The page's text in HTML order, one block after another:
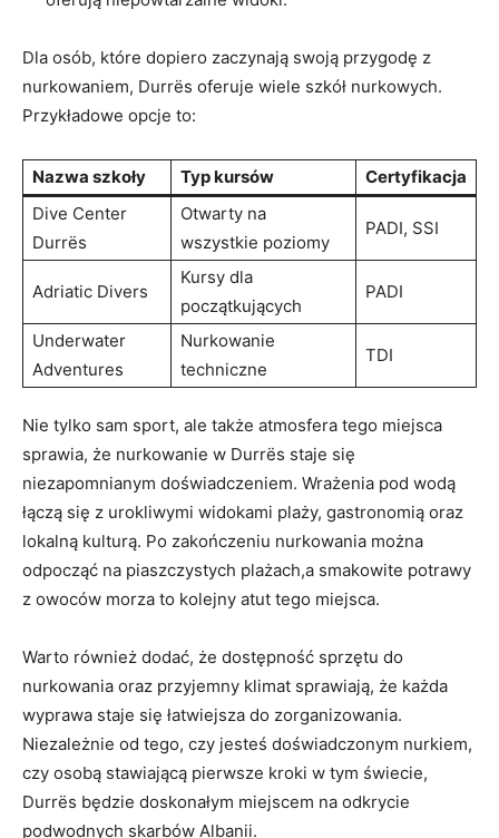
Dla ‍osób, ⁢które dopiero zaczynają​ swoją przygodę z
nurkowaniem, ​Durrës oferuje wiele ⁤szkół nurkowych.
Przykładowe opcje to:
Nazwa‌ szkoły Typ kursów
Certyfikacja
Dive⁢ Center
Durrës
Otwarty na
wszystkie poziomy
PADI, SSI
Adriatic Divers
Kursy dla
początkujących
PADI
Underwater
Adventures
Nurkowanie
techniczne
TDI
Nie tylko sam sport, ale także atmosfera tego miejsca
sprawia, że ‍nurkowanie w Durrës staje się
niezapomnianym doświadczeniem. Wrażenia pod wodą
łączą się z urokliwymi widokami plaży,‍ gastronomią oraz
lokalną​ kulturą. Po zakończeniu ⁢nurkowania można
odpocząć na piaszczystych plażach,a smakowite ⁤potrawy
z owoców morza to kolejny atut tego miejsca.
Warto również dodać,⁣ że dostępność⁢ sprzętu do
⁢nurkowania oraz⁣ przyjemny klimat sprawiają, że każda
wyprawa staje się łatwiejsza‍ do zorganizowania.
Niezależnie od tego,⁣ czy jesteś doświadczonym nurkiem,
czy osobą stawiającą ​pierwsze ⁢kroki⁣ w tym świecie,
Durrës będzie doskonałym miejscem na odkrycie
⁢podwodnych​ skarbów Albanii.